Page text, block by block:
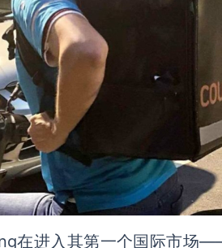
在进入其第一个国际市场